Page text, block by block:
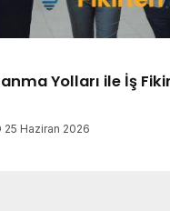
Yolları ile İş
25 Haziran 2026